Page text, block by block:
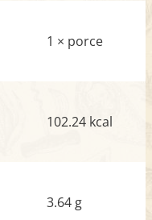
1 × porce
102.24 kcal
3.64 g